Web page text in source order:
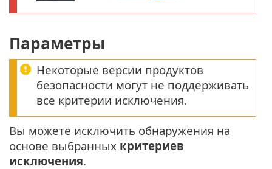
Параметры
Некоторые версии продуктов
безопасности могут не поддерживать
все критерии исключения.
Вы можете исключить обнаружения на
основе выбранных критериев
исключения.